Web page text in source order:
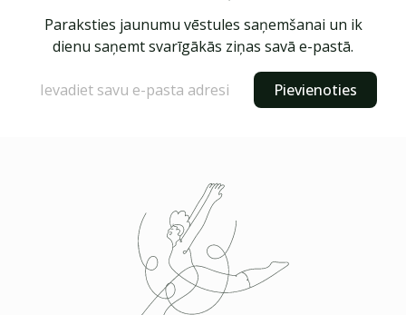
Paraksties jaunumu vēstules saņemšanai un ik
dienu saņemt svarīgākās ziņas savā e-pastā.
Pievienoties